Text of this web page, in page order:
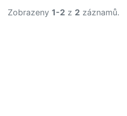
Zobrazeny 1-2 z 2 záznamů.